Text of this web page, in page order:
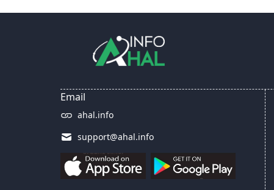
Email
ahal.info
support@ahal.info